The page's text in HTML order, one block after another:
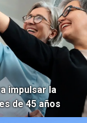
impulsar la
de 45 años